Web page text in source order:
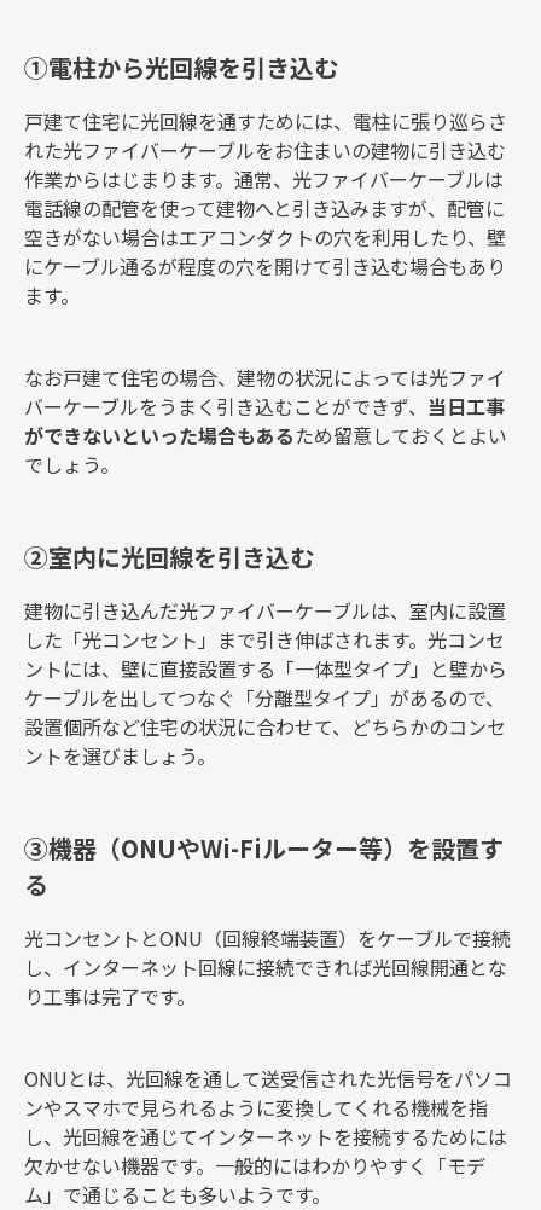
①電柱から光回線を引き込む
戸建て住宅に光回線を通すためには、電柱に張り巡らさ
れた光ファイバーケーブルをお住まいの建物に引き込む
作業からはじまります。通常、光ファイバーケーブルは
電話線の配管を使って建物へと引き込みますが、配管に
空きがない場合はエアコンダクトの穴を利用したり、壁
にケーブル通るが程度の穴を開けて引き込む場合もあり
ます。
なお戸建て住宅の場合、建物の状況によっては光ファイ
バーケーブルをうまく引き込むことができず、 当日工事
ができないといった場合もあるため留意しておくとよい
でしょう。
②室内に光回線を引き込む
建物に引き込んだ光ファイバーケーブルは、室内に設置
した「光コンセント」まで引き伸ばされます。光コンセ
ントには、壁に直接設置する「一体型タイプ」と壁から
ケーブルを出してつなぐ「分離型タイプ」があるので、
設置個所など住宅の状況に合わせて、どちらかのコンセ
ントを選びましょう。
③機器（ONUやWi-Fiルーター等）を設置す
る
光コンセントとONU（回線終端装置）をケーブルで接続
し、インターネット回線に接続できれば光回線開通とな
り工事は完了です。
ONUとは、光回線を通して送受信された光信号をパソコ
ンやスマホで見られるように変換してくれる機械を指
し、光回線を通じてインターネットを接続するためには
欠かせない機器です。一般的にはわかりやすく「モデ
ム」で通じることも多いようです。